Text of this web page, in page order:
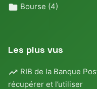
Bourse (4)
Les plus vus
RIB de la Banque
récupérer et l’utiliser